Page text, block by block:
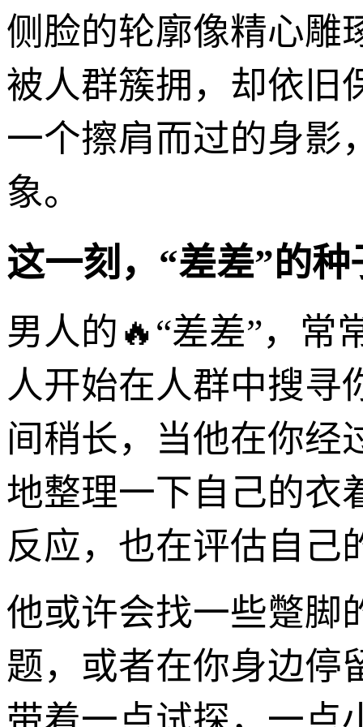
侧脸的轮廓像精心雕
被人群簇拥，却依旧
一个擦肩而过的身影
象。
这一刻，“差差”的
男人的🔥“差差”，常
人开始在人群中搜寻
间稍长，当他在你经
地整理一下自己的衣
反应，也在评估自己
他或许会找一些蹩脚
题，或者在你身边停